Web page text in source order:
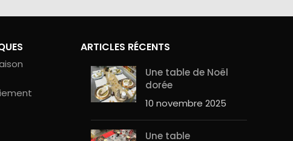
ARTICLES RÉCENTS
Une table de Noël
dorée
10 novembre 2025
Une table